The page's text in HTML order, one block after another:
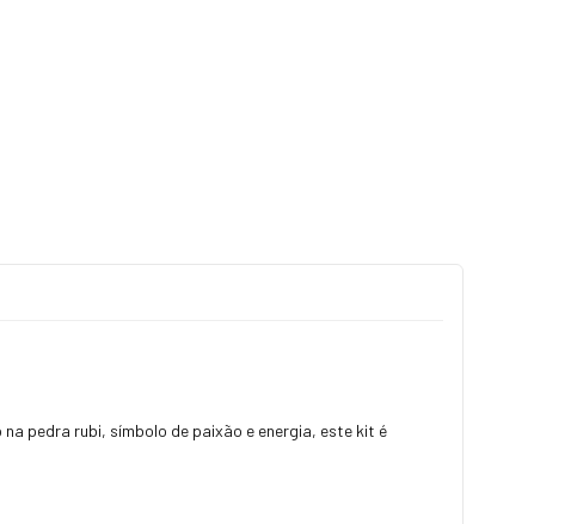
pedra rubi, símbolo de paixão e energia, este kit é